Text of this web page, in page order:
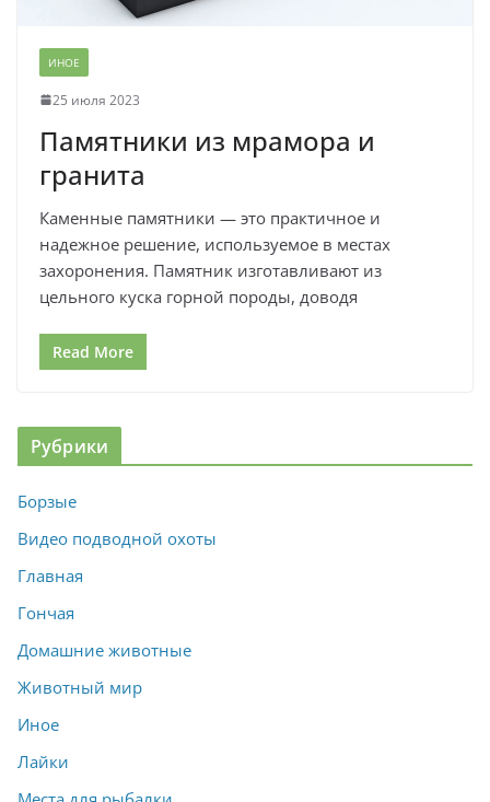
ИНОЕ
25 июля 2023
Памятники из мрамора и
гранита
Каменные памятники — это практичное и
надежное решение, используемое в местах
захоронения. Памятник изготавливают из
цельного куска горной породы, доводя
Read More
Рубрики
Борзые
Видео подводной охоты
Главная
Гончая
Домашние животные
Животный мир
Иное
Лайки